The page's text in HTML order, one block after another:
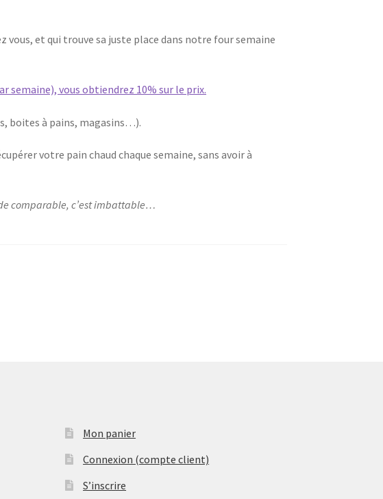
vous, et qui trouve sa juste place dans notre four semaine
semaine), vous obtiendrez 10% sur le prix.
boites à pains, magasins…).
votre pain chaud chaque semaine, sans avoir à
comparable, c’est imbattable…
Mon panier
Connexion (compte client)
S’inscrire